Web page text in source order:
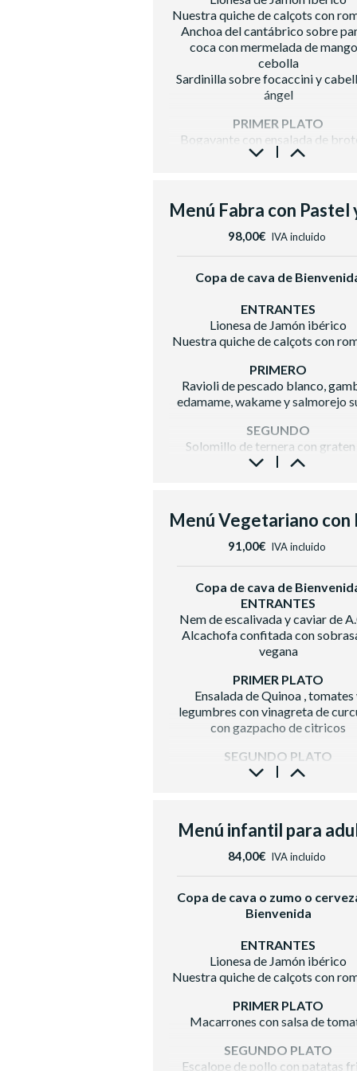
Segre
Cerveza con y sin alcohol,
refrescos, aguas
Café e infusiones
Nuestra quiche de calçots con
Anchoa del cantábrico sobre
coca con mermelada de
cebolla
Sardinilla sobre focaccini y
ángel
PRIMER PLATO
Bogavante con ensalada de
vinagreta de cítricos
Solomillo de ternera con
patata, manzana y demiglace de
rojos
POSTRE
Plutón de mousse de chocolate
BODEGA
Vino Blanco Sumarroca Blancs de
DO Penedés
Les Cousins DO
Cerveza, refrescos, zumo, agua y
98,00€ IVA incluido
Copa de cava de
ENTRANTES
Lionesa de Jamón ibérico
Nuestra quiche de calçots con
PRIMERO
Ravioli de pescado blanco,
edamame, wakame y salmorejo
SEGUNDO
Solomillo de ternera con graten
patata y verduras de
maracuyá
Trozo de pastel acompañado de
copa de cava
BODEGA
Vino Blanco
Casa Luz Verdejo D.O Rueda
Vino Tinto
Raimat Clamor D.O Costers del
refrescos, aguas
Café e infusiones
91,00€ IVA incluido
Copa de cava de
ENTRANTES
Nem de escalivada y caviar de
Alcachofa confitada con
vegana
PRIMER PLATO
Ensalada de Quinoa , tomates
legumbres con vinagreta de
con gazpacho de citricos
SEGUNDO PLATO
Tataki de boñato sobre pure de
Vegan Halley de mango y
concremosos de chocolate
Trozo de pastel con copa de
BODEGA
Vino Blanco
Vino Tinto
Raimat Clamor D.O Costers del
Cerveza con y sin alcohol,
Café e infusiones
Menú infantil para
84,00€ IVA incluido
Copa de cava o zumo o
Bienvenida
ENTRANTES
Lionesa de Jamón ibérico
Nuestra quiche de calçots con
PRIMER PLATO
Macarrones con salsa de
SEGUNDO PLATO
Escalope de pollo con patatas